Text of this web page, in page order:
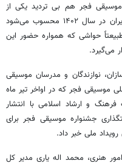
فجر هم بی تردید یکی از
مهم‌ترین و خبرسازترین رویدادهای موسیقی ایران در سال ۱۴۰۲ محسوب می‌شود
حواشی که همواره حضور این
می‌گیرد.
نوازندگان و مدرسان موسیقی
موسیقی فجر که در اواخر تیر ماه
و ارشاد اسلامی با انتشار
جشنواره موسیقی فجر برای
ملی خبر داد.
هنری، محمد الهیاری مدیر کل